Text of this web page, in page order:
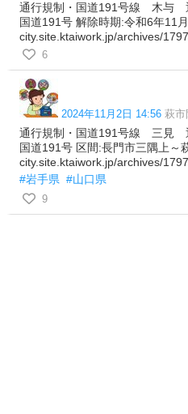
通行規制・国道191号線 木与
国道191号 解除時期:令和6年11
city.site.ktaiwork.jp/archives/
6
2024年11月2日 14:56 萩市
通行規制・国道191号線 三見
国道191号 区間:長門市三隅上～
city.site.ktaiwork.jp/archives/
#岩手県 #山口県
9